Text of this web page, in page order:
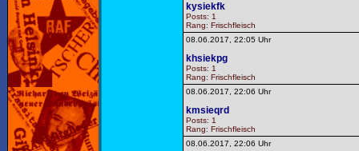
kysiekfk
Posts: 1
Rang: Frischfleisch
08.06.2017, 22:05 Uhr
khsiekpg
Posts: 1
Rang: Frischfleisch
08.06.2017, 22:06 Uhr
kmsieqrd
Posts: 1
Rang: Frischfleisch
08.06.2017, 22:06 Uhr